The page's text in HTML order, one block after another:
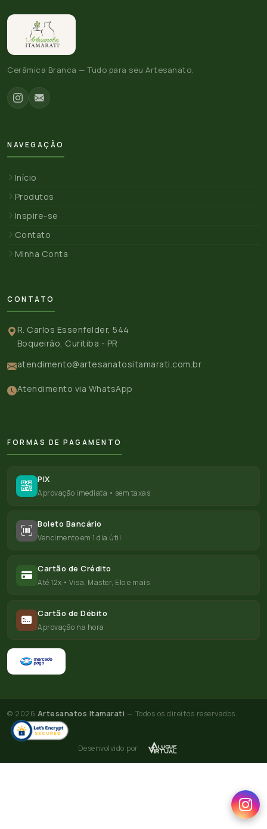
Cerâmica Branca — Tudo para seu Artesanato.
NAVEGAÇÃO
Início
Produtos
Inspire-se
Contato
Minha Conta
CONTATO
R. Carlos Essenfelder, 544
Boqueirão, Curitiba - PR
atendimento@artesanatositamarati.com.br
Atendimento via WhatsApp
FORMAS DE PAGAMENTO
PIX
Aprovação imediata • sem taxas
Boleto Bancário
Vencimento em 1 dia útil
Cartão de Crédito
Até 12x • Visa, Master, Elo e mais
Cartão de Débito
Aprovação na hora
© 2026 Artesanatos Itamarati — Todos os direitos reservados.
Desenvolvido por